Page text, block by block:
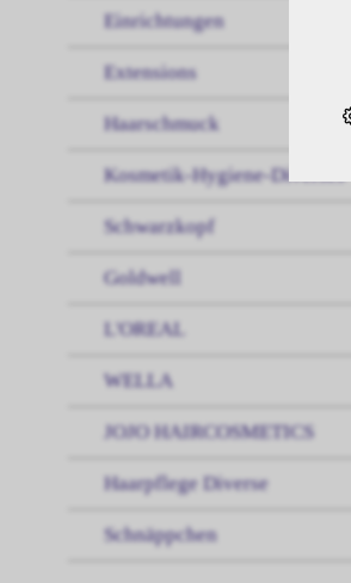
Einrichtungen
Extensions
Haarschmuck
Kosmetik-Hygiene-Diverses
Schwarzkopf
Goldwell
L'OREAL
WELLA
JOJO HAIRCOSMETICS
Haarpflege Diverse
Schnäppchen